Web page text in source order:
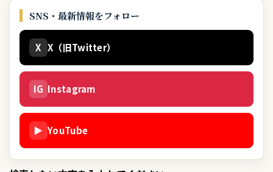
SNS・最新情報をフォロー
X X（旧Twitter）
IG Instagram
▶ YouTube